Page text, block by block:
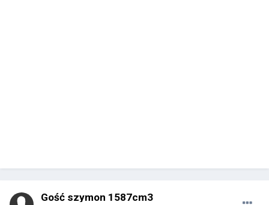
Gość szymon 1587cm3